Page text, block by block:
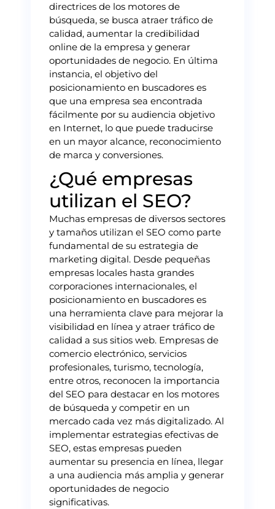
directrices de los motores de
búsqueda, se busca atraer tráfico de
calidad, aumentar la credibilidad
online de la empresa y generar
oportunidades de negocio. En última
instancia, el objetivo del
posicionamiento en buscadores es
que una empresa sea encontrada
fácilmente por su audiencia objetivo
en Internet, lo que puede traducirse
en un mayor alcance, reconocimiento
de marca y conversiones.
¿Qué empresas
utilizan el SEO?
Muchas empresas de diversos sectores
y tamaños utilizan el SEO como parte
fundamental de su estrategia de
marketing digital. Desde pequeñas
empresas locales hasta grandes
corporaciones internacionales, el
posicionamiento en buscadores es
una herramienta clave para mejorar la
visibilidad en línea y atraer tráfico de
calidad a sus sitios web. Empresas de
comercio electrónico, servicios
profesionales, turismo, tecnología,
entre otros, reconocen la importancia
del SEO para destacar en los motores
de búsqueda y competir en un
mercado cada vez más digitalizado. Al
implementar estrategias efectivas de
SEO, estas empresas pueden
aumentar su presencia en línea, llegar
a una audiencia más amplia y generar
oportunidades de negocio
significativas.